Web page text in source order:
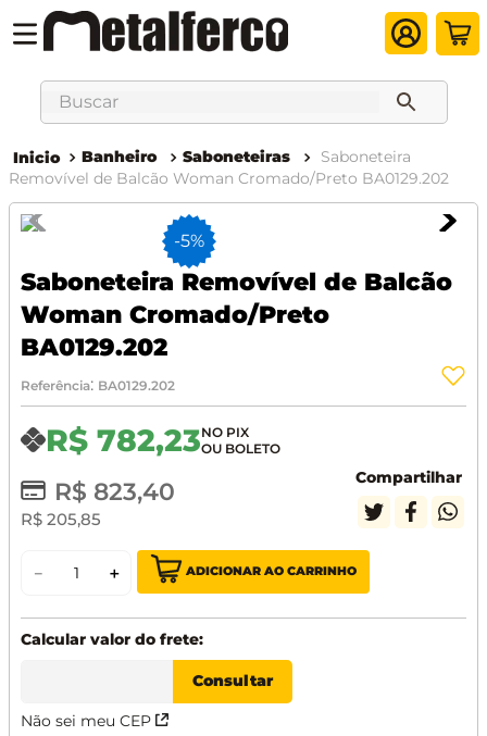
Buscar
Banheiro Saboneteiras
Saboneteira
Removível de Balcão Woman Cromado/Preto BA0129.202
-5%
Saboneteira Removível de Balcão
Woman Cromado/Preto
BA0129.202
Referência: BA0129.202
R$ 782,23
R$ 823,40
R$ 205,85
Compartilhar
＋
－ ADICIONAR AO CARRINHO
Não sei meu CEP